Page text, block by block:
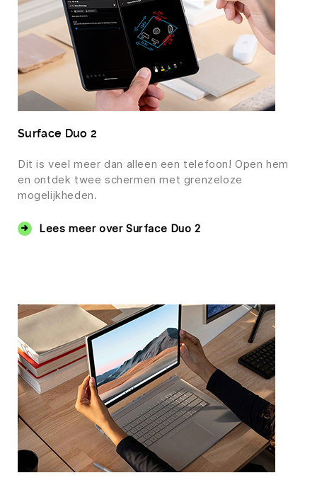
Surface Duo 2
Dit is veel meer dan alleen een telefoon! Open hem
en ontdek twee schermen met grenzeloze
mogelijkheden.
Lees meer over Surface Duo 2